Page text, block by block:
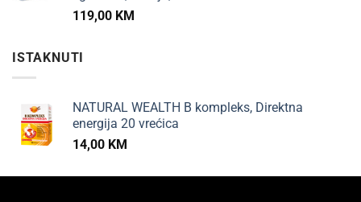
119,00 KM
ISTAKNUTI
NATURAL WEALTH B kompleks, Direktna
energija 20 vrećica
14,00 KM